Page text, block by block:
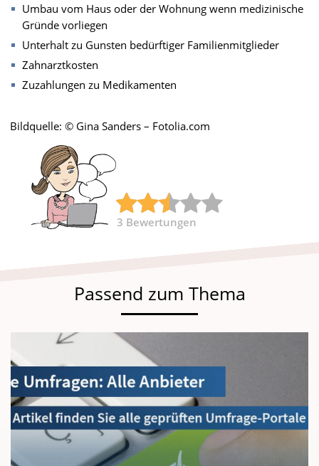
Umbau vom Haus oder der Wohnung wenn medizinische
Gründe vorliegen
Unterhalt zu Gunsten bedürftiger Familienmitglieder
Zahnarztkosten
Zuzahlungen zu Medikamenten
Bildquelle: © Gina Sanders – Fotolia.com
3 Bewertungen
Passend zum Thema